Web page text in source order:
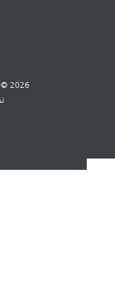
2026 © جميع الحقوق محفوظة للمجلة العربية